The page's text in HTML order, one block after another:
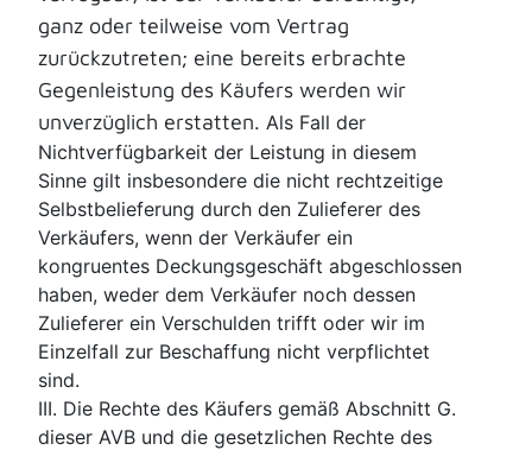
ganz oder teilweise vom Vertrag
zurückzutreten; eine bereits erbrachte
Gegenleistung des Käufers werden wir
unverzüglich erstatten. Als Fall der
Nichtverfügbarkeit der Leistung in diesem
Sinne gilt insbesondere die nicht rechtzeitige
Selbstbelieferung durch den Zulieferer des
Verkäufers, wenn der Verkäufer ein
kongruentes Deckungsgeschäft abgeschlossen
haben, weder dem Verkäufer noch dessen
Zulieferer ein Verschulden trifft oder wir im
Einzelfall zur Beschaffung nicht verpflichtet
sind.
III. Die Rechte des Käufers gemäß Abschnitt G.
dieser AVB und die gesetzlichen Rechte des